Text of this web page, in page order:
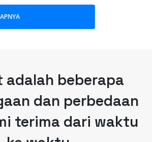
adalah beberapa
ke waktu